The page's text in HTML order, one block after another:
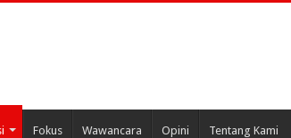
Fokus Wawancara Opini Tentang Kami